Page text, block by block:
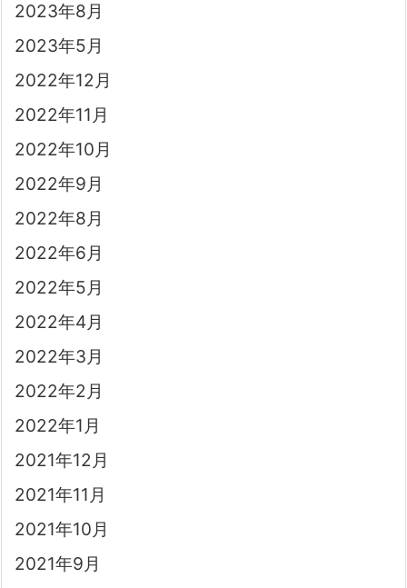
2023年8月
2023年5月
2022年12月
2022年11月
2022年10月
2022年9月
2022年8月
2022年6月
2022年5月
2022年4月
2022年3月
2022年2月
2022年1月
2021年12月
2021年11月
2021年10月
2021年9月